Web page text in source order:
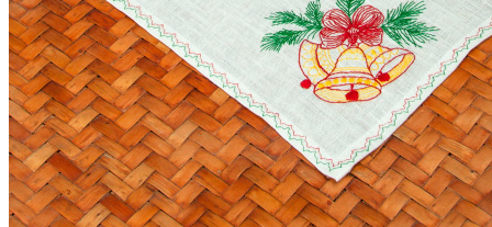
Думочки
Занавески
Короба подарочные
Куклы, мягкие игрушки из льна
Платочки в карман пиджака
Прихватки для кухни
Прихватка варежка
Стельки
Фартуки женские
Чайницы-грелки
Фартуки мужские для кухни
Рушники свадебные | для каравая | венчания |